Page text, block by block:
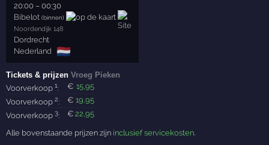
20:00 –00:30
Bibelot (binnen)
Noordendijk 148
Dordrecht
Nederland 🇳🇱
Tickets & prijzenVroeg Pieken
Voorverkoop1: € 15 ,95
Voorverkoop2: € 19 ,95
Voorverkoop3: €22 ,95
Alle bovenstaande prijzen zijn inclusief servicekosten